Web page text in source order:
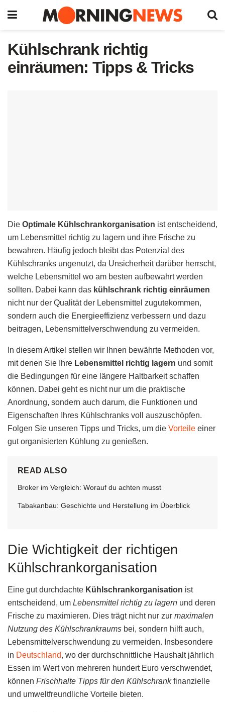
Kühlschrank richtig
einräumen: Tipps & Tricks
Die Optimale Kühlschrankorganisation ist entscheidend,
um Lebensmittel richtig zu lagern und ihre Frische zu
bewahren. Häufig jedoch bleibt das Potenzial des
Kühlschranks ungenutzt, da Unsicherheit darüber herrscht,
welche Lebensmittel wo am besten aufbewahrt werden
sollten. Dabei kann das kühlschrank richtig einräumen
nicht nur der Qualität der Lebensmittel zugutekommen,
sondern auch die Energieeffizienz verbessern und dazu
beitragen, Lebensmittelverschwendung zu vermeiden.
In diesem Artikel stellen wir Ihnen bewährte Methoden vor,
mit denen Sie Ihre Lebensmittel richtig lagern und somit
die Bedingungen für eine längere Haltbarkeit schaffen
können. Dabei geht es nicht nur um die praktische
Anordnung, sondern auch darum, die Funktionen und
Eigenschaften Ihres Kühlschranks voll auszuschöpfen.
Folgen Sie unseren Tipps und Tricks, um die Vorteile einer
gut organisierten Kühlung zu genießen.
READ ALSO
Broker im Vergleich: Worauf du achten musst
Tabakanbau: Geschichte und Herstellung im Überblick
Die Wichtigkeit der richtigen
Kühlschrankorganisation
Eine gut durchdachte Kühlschrankorganisation ist
entscheidend, um Lebensmittel richtig zu lagern und deren
Frische zu maximieren. Dies trägt nicht nur zur maximalen
Nutzung des Kühlschrankraums bei, sondern hilft auch,
Lebensmittelverschwendung zu vermeiden. Insbesondere
in Deutschland, wo der durchschnittliche Haushalt jährlich
Essen im Wert von mehreren hundert Euro verschwendet,
können Frischhalte Tipps für den Kühlschrankfinanzielle
und umweltfreundliche Vorteile bieten.